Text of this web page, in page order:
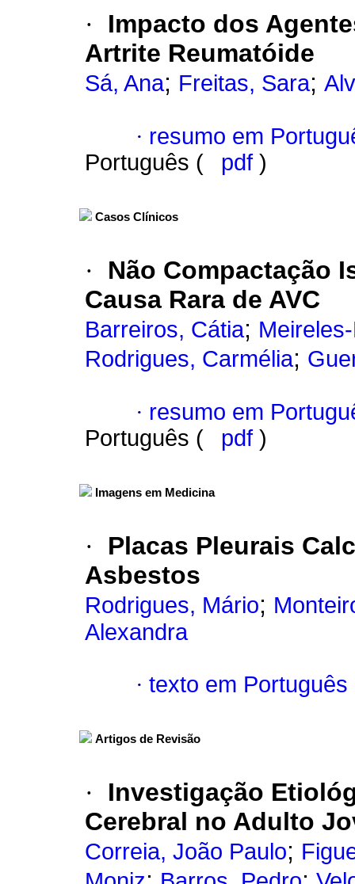
·
Impacto dos
Artrite Reumatóide
Sá, Ana; Freitas, Sara;
· resumo em
Português (
pdf )
Casos Clínicos
·
Não Compactação
Causa Rara de AVC
Barreiros, Cátia;
Rodrigues, Carmélia;
· resumo em
Português (
pdf )
Imagens em Medicina
·
Placas Pleurais
Asbestos
Rodrigues, Mário;
Alexandra
· texto em Português
Artigos de Revisão
·
Investigação
Cerebral no Adulto
Correia, João Paulo;